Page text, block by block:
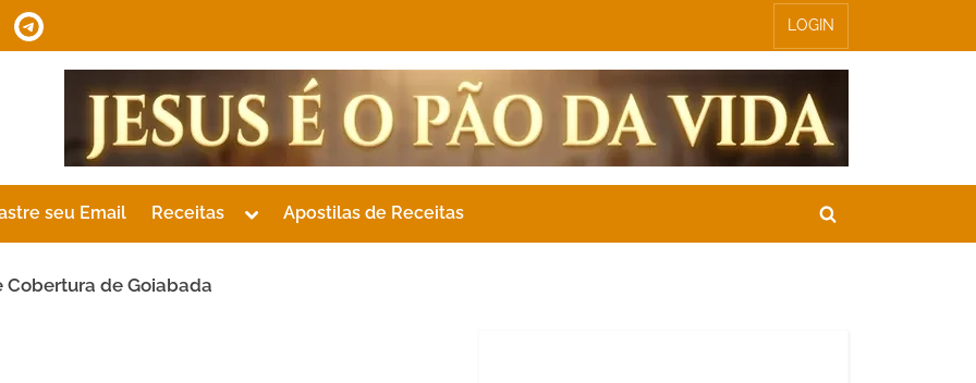
Telegram LOGIN
seu Email Receitas
Toggle
menu
Apostilas de Receitas
Toggle
Cobertura de Goiabada